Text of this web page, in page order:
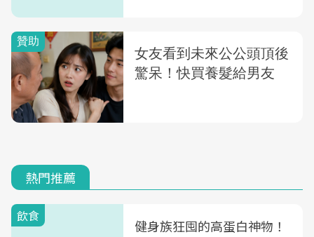
熱門推薦
飲食
健身族狂囤的高蛋白神物！